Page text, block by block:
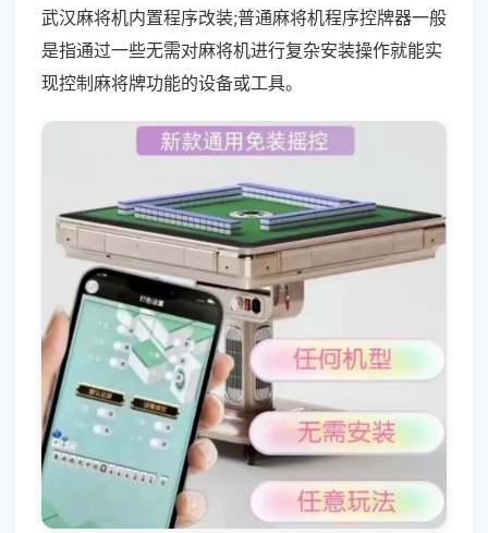
武汉麻将机内置程序改装;普通麻将机程序控牌器一般
是指通过一些无需对麻将机进行复杂安装操作就能实
现控制麻将牌功能的设备或工具。